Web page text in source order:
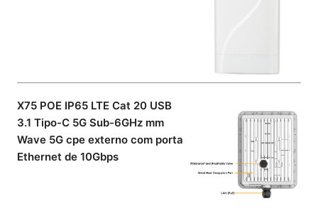
X75 POE IP65 LTE Cat 20 USB
3.1 Tipo-C 5G Sub-6GHz mm
Wave 5G cpe externo com porta
Ethernet de 10Gbps